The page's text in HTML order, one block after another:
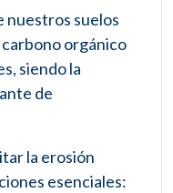
nuestros suelos
carbono orgánico
siendo la
de
la erosión
esenciales: